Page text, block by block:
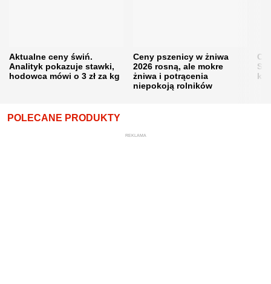
Aktualne ceny świń.
Analityk pokazuje stawki,
hodowca mówi o 3 zł za kg
Ceny pszenicy w żniwa
2026 rosną, ale mokre
żniwa i potrącenia
niepokoją rolników
POLECANE PRODUKTY
REKLAMA